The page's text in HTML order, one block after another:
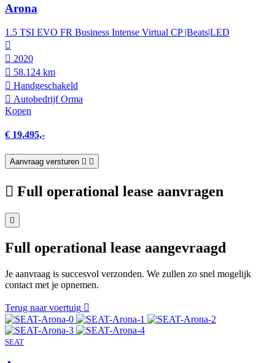
Arona
1.5 TSI EVO FR Business Intense Virtual CP |Beats|LED
2020
58.124 km
Hand­geschakeld
Autobedrijf Orma
Kopen
€ 19.495,-
Aanvraag versturen
Full operational lease aanvragen
Full operational lease aangevraagd
Je aanvraag is succesvol verzonden. We zullen zo snel mogelijk
contact met je opnemen.
Terug naar voertuig
SEAT